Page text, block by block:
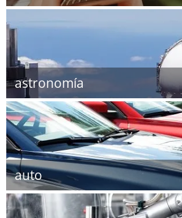
astronomía
auto